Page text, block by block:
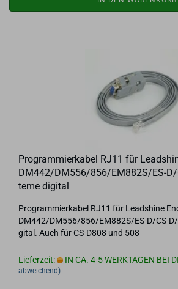
Pro­gram­mier­ka­bel RJ11 für
DM442/DM556/856/EM882S/ES-
te­me di­gi­tal
Pro­gram­mier­ka­bel RJ11 für Leadshi­ne
DM442/DM556/856/EM882S/ES-D/CS-
gi­tal. Auch für CS-​D808 und 508
Lieferzeit: IN CA. 4-5 WERKTAGEN BEI
abweichend)